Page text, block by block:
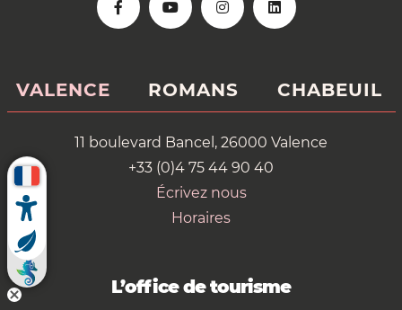
VALENCE ROMANS CHABEUIL
11 boulevard Bancel, 26000 Valence
+33 (0)4 75 44 90 40
Écrivez nous
Horaires
L’office de tourisme